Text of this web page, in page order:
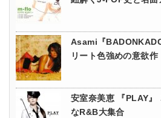
Asami『
リート色強めの意欲作
安室奈美恵 『PLAY』
なR&B大集合